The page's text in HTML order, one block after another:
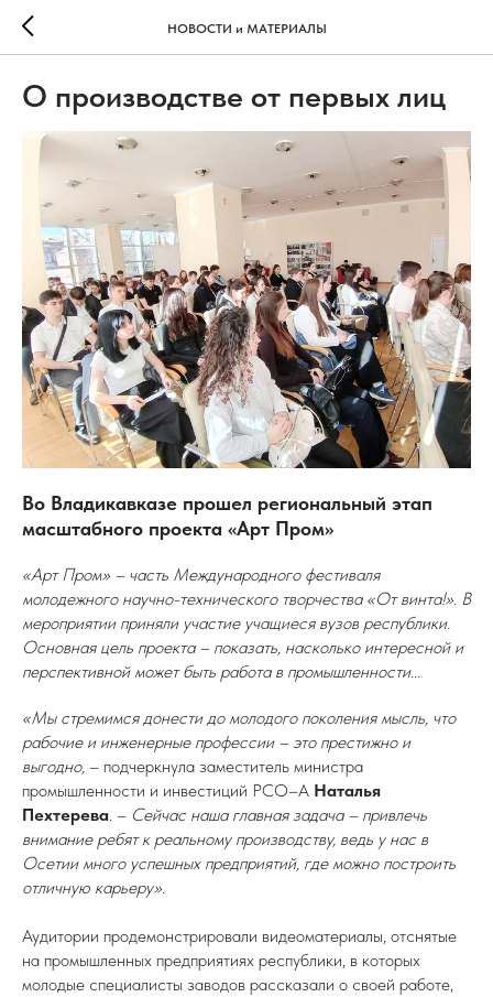
НОВОСТИ и МАТЕРИАЛЫ
О производстве от первых лиц
Во Владикавказе прошел региональный этап
масштабного проекта «Арт Пром»
«Арт Пром» – часть Международного фестиваля
молодежного научно-технического творчества «От винта!». В
мероприятии приняли участие учащиеся вузов республики.
Основная цель проекта – показать, насколько интересной и
перспективной может быть работа в промышленности...
«Мы стремимся донести до молодого поколения мысль, что
рабочие и инженерные профессии – это престижно и
выгодно, – подчеркнула заместитель министра
промышленности и инвестиций РСО–А Наталья
Пехтерева. – Сейчас наша главная задача – привлечь
внимание ребят к реальному производству, ведь у нас в
Осетии много успешных предприятий, где можно построить
отличную карьеру».
Аудитории продемонстрировали видеоматериалы, отснятые
на промышленных предприятиях республики, в которых
молодые специалисты заводов рассказали о своей работе,